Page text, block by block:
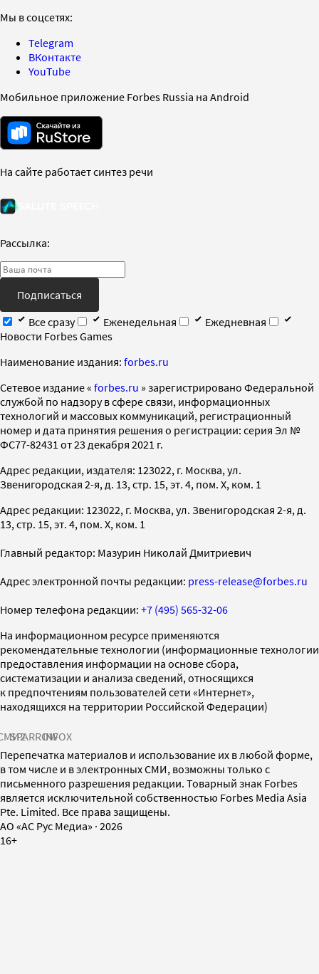
Мы в соцсетях:
Telegram
ВКонтакте
YouTube
Мобильное приложение Forbes Russia на Android
На сайте работает синтез речи
Рассылка:
Подписаться
Все сразу
Еженедельная
Ежедневная
Новости Forbes Games
Наименование издания: forbes.ru
Cетевое издание « forbes.ru » зарегистрировано Федеральной
службой по надзору в сфере связи, информационных
технологий и массовых коммуникаций, регистрационный
номер и дата принятия решения о регистрации: серия Эл №
ФС77-82431 от 23 декабря 2021 г.
Адрес редакции, издателя: 123022, г. Москва, ул.
Звенигородская 2-я, д. 13, стр. 15, эт. 4, пом. X, ком. 1
Адрес редакции: 123022, г. Москва, ул. Звенигородская 2-я, д.
13, стр. 15, эт. 4, пом. X, ком. 1
Главный редактор: Мазурин Николай Дмитриевич
Адрес электронной почты редакции: press-release@forbes.ru
Номер телефона редакции: +7 (495) 565-32-06
На информационном ресурсе применяются
рекомендательные технологии (информационные технологии
предоставления информации на основе сбора,
систематизации и анализа сведений, относящихся
к предпочтениям пользователей сети «Интернет»,
находящихся на территории Российской Федерации)
SPARROWINFOX
Перепечатка материалов и использование их в любой форме,
в том числе и в электронных СМИ, возможны только с
письменного разрешения редакции. Товарный знак Forbes
является исключительной собственностью Forbes Media Asia
Pte. Limited. Все права защищены.
AO «АС Рус Медиа» · 2026
16+